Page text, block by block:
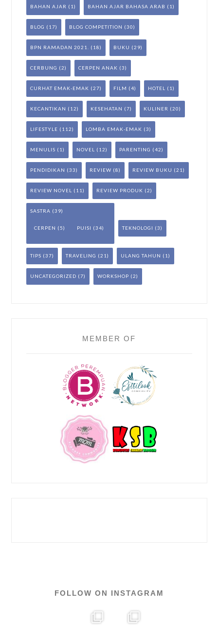
BAHAN AJAR (1) BAHAN AJAR BAHASA ARAB (1)
BLOG (17) BLOG COMPETITION (30)
BPN RAMADAN 2021. (18) BUKU (29)
CERBUNG (2) CERPEN ANAK (3)
CURHAT EMAK-EMAK (27) FILM (4) HOTEL (1)
KECANTIKAN (12) KESEHATAN (7) KULINER (20)
LIFESTYLE (112) LOMBA EMAK-EMAK (3)
MENULIS (1) NOVEL (12) PARENTING (42)
PENDIDIKAN (33) REVIEW (8) REVIEW BUKU (21)
REVIEW NOVEL (11) REVIEW PRODUK (2)
SASTRA (39)
CERPEN (5) PUISI (34) TEKNOLOGI (3)
TIPS (37) TRAVELING (21) ULANG TAHUN (1)
UNCATEGORIZED (7) WORKSHOP (2)
MEMBER OF
FOLLOW ON INSTAGRAM